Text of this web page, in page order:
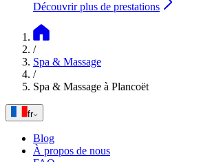
Découvrir plus de prestations
/
Spa & Massage
/
Spa & Massage à Plancoët
fr
Blog
À propos de nous